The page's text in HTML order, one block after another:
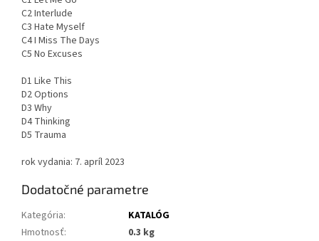
C2 Interlude
C3 Hate Myself
C4 I Miss The Days
C5 No Excuses
D1 Like This
D2 Options
D3 Why
D4 Thinking
D5 Trauma
rok vydania: 7. apríl 2023
Dodatočné parametre
Kategória:
KATALÓG
Hmotnosť:
0.3 kg